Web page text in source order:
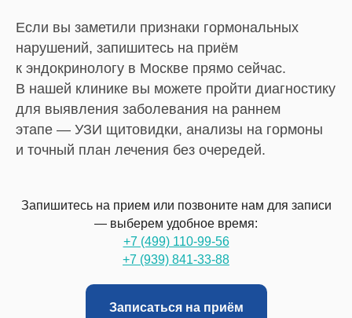
Если вы заметили признаки гормональных
нарушений, запишитесь на приём
к эндокринологу в Москве прямо сейчас.
В нашей клинике вы можете пройти диагностику
для выявления заболевания на раннем
этапе — УЗИ щитовидки, анализы на гормоны
и точный план лечения без очередей.
Запишитесь на прием или позвоните нам для записи
— выберем удобное время:
+7 (499) 110-99-56
+7 (939) 841-33-88
Записаться на приём